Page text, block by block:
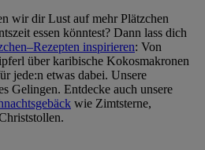
wir dir Lust auf mehr Plätzchen
essen könntest? Dann lass dich
inspirieren: Von
über karibische Kokosmakronen
jede:n etwas dabei. Unsere
Gelingen. Entdecke auch unsere
wie Zimtsterne,